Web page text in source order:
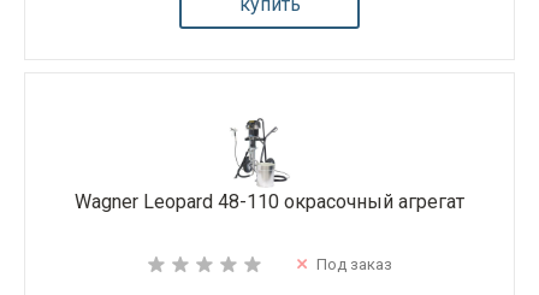
Wagner Leopard 48-110 окрасочный агрегат
Под заказ